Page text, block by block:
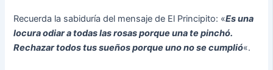
Recuerda la sabiduría del mensaje de El Principito: «Es una
locura odiar a todas las rosas porque una te pinchó.
Rechazar todos tus sueños porque uno no se cumplió«.